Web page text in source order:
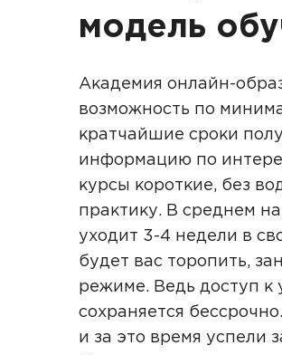
модель
Академия онлайн-
возможность по
кратчайшие сроки
информацию по
курсы короткие, без
практику. В среднем
уходит 3-4 недели в
будет вас торопить,
режиме. Ведь доступ
сохраняется
и за это время успели